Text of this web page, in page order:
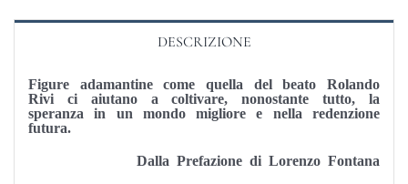
DESCRIZIONE
Figure adamantine come quella del beato Rolando
Rivi ci aiutano a coltivare, nonostante tutto, la
speran­za in un mondo migliore e nella redenzione
futura.
Dalla Prefazione di Lorenzo Fontana